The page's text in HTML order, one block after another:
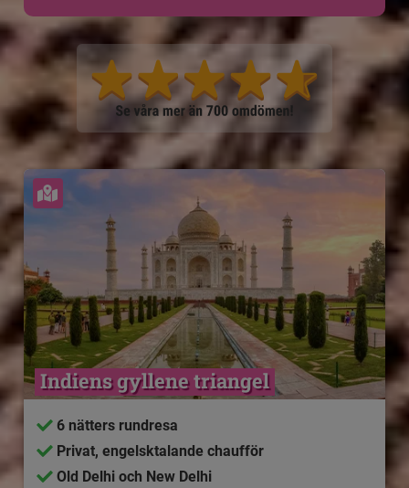
Se karta
Indiens gyllene triangel
6 nätters rundresa
Privat, engelsktalande chaufför
Old Delhi och New Delhi